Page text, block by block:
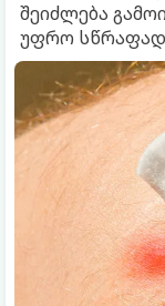
შეიძლება
უფრო სწრაფად